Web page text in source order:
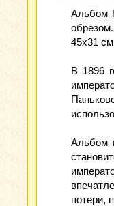
Альбом
45x31
В 1896
Альбом
потери,